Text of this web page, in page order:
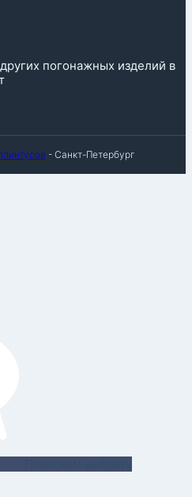
погонажных изделий в
- Санкт-Петербург